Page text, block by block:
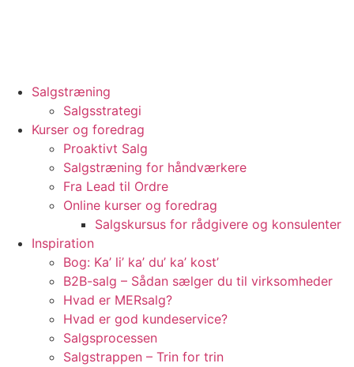
Salgstræning
Salgsstrategi
Kurser og foredrag
Proaktivt Salg
Salgstræning for håndværkere
Fra Lead til Ordre
Online kurser og foredrag
Salgskursus for rådgivere og konsulenter
Inspiration
Bog: Ka’ li’ ka’ du’ ka’ kost’
B2B-salg – Sådan sælger du til virksomheder
Hvad er MERsalg?
Hvad er god kundeservice?
Salgsprocessen
Salgstrappen – Trin for trin